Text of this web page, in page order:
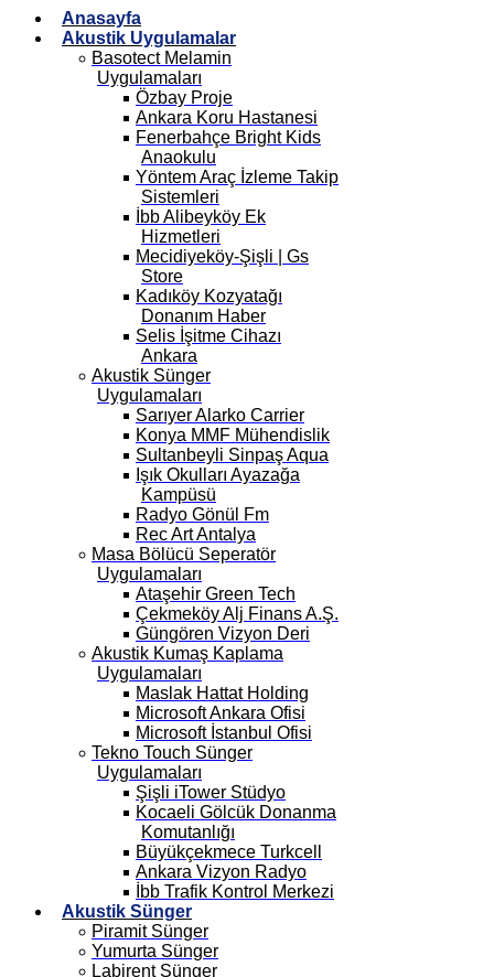
Anasayfa
Akustik Uygulamalar
Basotect Melamin
Uygulamaları
Özbay Proje
Ankara Koru Hastanesi
Fenerbahçe Bright Kids
Anaokulu
Yöntem Araç İzleme Takip
Sistemleri
İbb Alibeyköy Ek
Hizmetleri
Mecidiyeköy-Şişli | Gs
Store
Kadıköy Kozyatağı
Donanım Haber
Selis İşitme Cihazı
Ankara
Akustik Sünger
Uygulamaları
Sarıyer Alarko Carrier
Konya MMF Mühendislik
Sultanbeyli Sinpaş Aqua
Işık Okulları Ayazağa
Kampüsü
Radyo Gönül Fm
Rec Art Antalya
Masa Bölücü Seperatör
Uygulamaları
Ataşehir Green Tech
Çekmeköy Alj Finans A.Ş.
Güngören Vizyon Deri
Akustik Kumaş Kaplama
Uygulamaları
Maslak Hattat Holding
Microsoft Ankara Ofisi
Microsoft İstanbul Ofisi
Tekno Touch Sünger
Uygulamaları
Şişli iTower Stüdyo
Kocaeli Gölcük Donanma
Komutanlığı
Büyükçekmece Turkcell
Ankara Vizyon Radyo
İbb Trafik Kontrol Merkezi
Akustik Sünger
Piramit Sünger
Yumurta Sünger
Labirent Sünger